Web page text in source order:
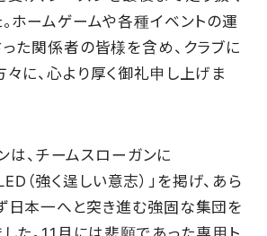
・入会希望
ホームゲームや各種イベントの運
た関係者の皆様を含め、クラブに
に、心より厚く御礼申し上げま
、チームスローガンに
（強く逞しい意志）」を掲げ、あら
日本一へと突き進む強固な集団を